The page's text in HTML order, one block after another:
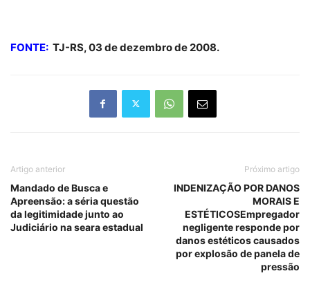
FONTE: TJ-RS, 03 de dezembro de 2008.
Artigo anterior
Mandado de Busca e
Apreensão: a séria questão
da legitimidade junto ao
Judiciário na seara estadual
Próximo artigo
INDENIZAÇÃO POR DANOS
MORAIS E
ESTÉTICOSEmpregador
negligente responde por
danos estéticos causados
por explosão de panela de
pressão